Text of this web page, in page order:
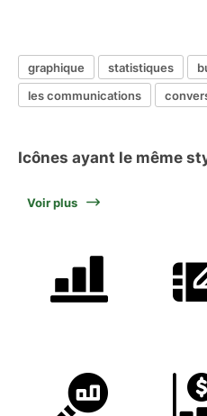
graphique statistiques
les communications
Icônes ayant le même
Voir plus